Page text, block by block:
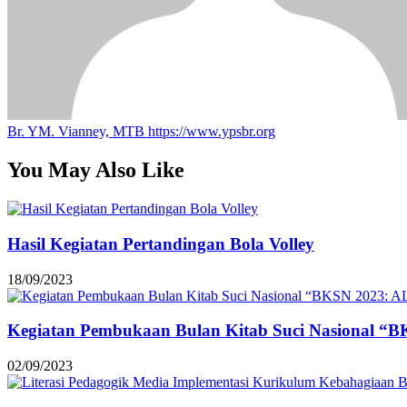
Br. YM. Vianney, MTB https://www.ypsbr.org
You May Also Like
Hasil Kegiatan Pertandingan Bola Volley
18/09/2023
Kegiatan Pembukaan Bulan Kitab Suci Nasional
02/09/2023